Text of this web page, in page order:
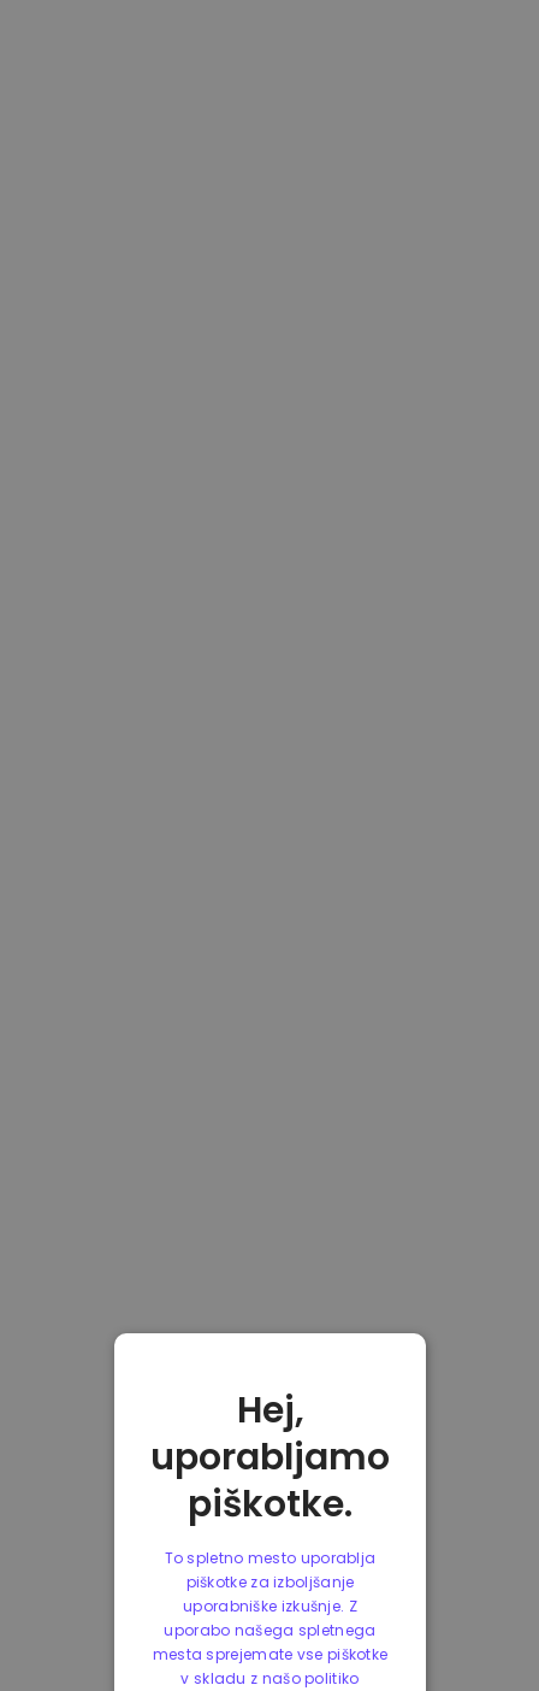
Hej,
uporabljamo
piškotke.
To spletno mesto uporablja
piškotke za izboljšanje
uporabniške izkušnje. Z
uporabo našega spletnega
mesta sprejemate vse piškotke
v skladu z našo politiko